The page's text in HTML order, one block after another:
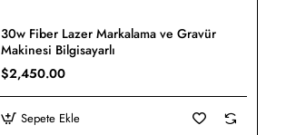
Yeni
30w Fiber Lazer Markalama ve Gravür
Makinesi Bilgisayarlı
$2,450.00
Sepete Ekle